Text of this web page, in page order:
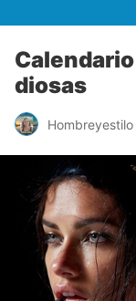
diosas
Hombreyestilo